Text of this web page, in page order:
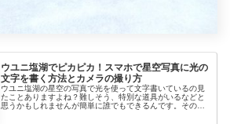
ウユニ塩湖でピカピカ！スマホで星空写真に光の
文字を書く方法とカメラの撮り方
ウユニ塩湖の星空の写真で光を使って文字書いているの見
たことありますよね？難しそう、特別な道具がいるなどと
思うかもしれませんが簡単に誰でもできるんです。その星